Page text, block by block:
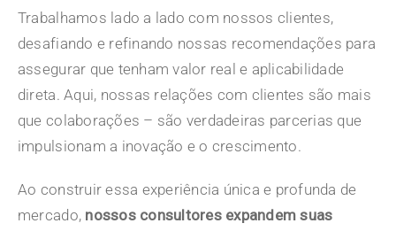
Trabalhamos lado a lado com nossos clientes,
desafiando e refinando nossas recomendações para
assegurar que tenham valor real e aplicabilidade
direta. Aqui, nossas relações com clientes são mais
que colaborações – são verdadeiras parcerias que
impulsionam a inovação e o crescimento.
Ao construir essa experiência única e profunda de
mercado, nossos consultores expandem suas